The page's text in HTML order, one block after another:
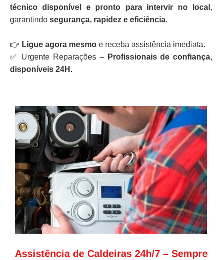
técnico disponível e pronto para intervir no local ,
garantindo segurança, rapidez e eficiência.
👉 Ligue agora mesmo e receba assistência imediata.
✅ Urgente Reparações – Profissionais de confiança,
disponíveis 24H.
Assistência de Caldeiras 24h/7 – Sempre